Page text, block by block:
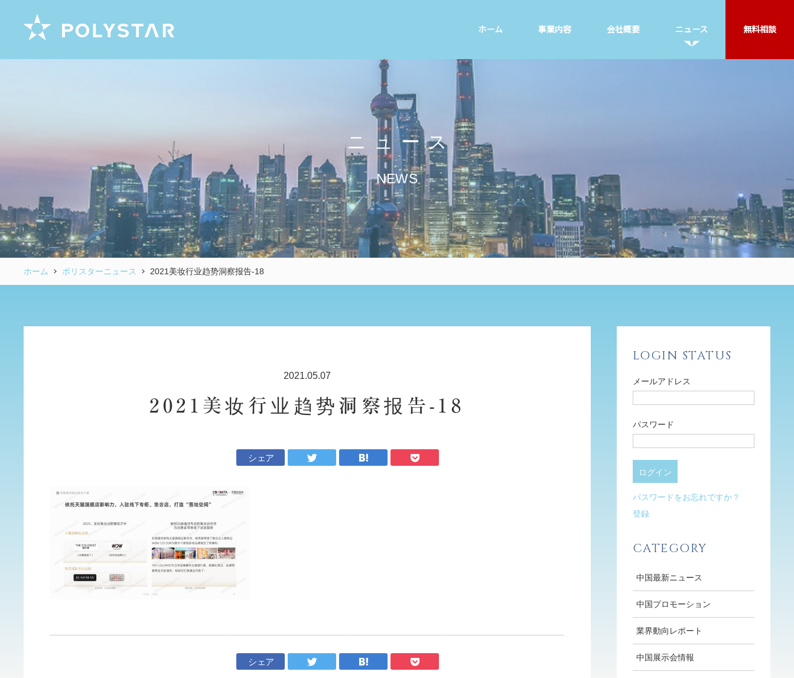
ホーム 事業内容 会社概要 ニュース 無料相談
ニュース
NEWS
ホーム ポリスターニュース 2021美妆行业趋势洞察报告-18
2021.05.07
2021美妆行业趋势洞察报告-18
シェア
シェア
LOGIN STATUS
メールアドレス
パスワード
パスワードをお忘れですか？
登録
CATEGORY
中国最新ニュース
中国プロモーション
業界動向レポート
中国展示会情報